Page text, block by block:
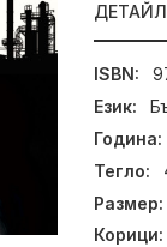
ISBN:
Език:
Година:
Тегло:
Размер:
Корици: